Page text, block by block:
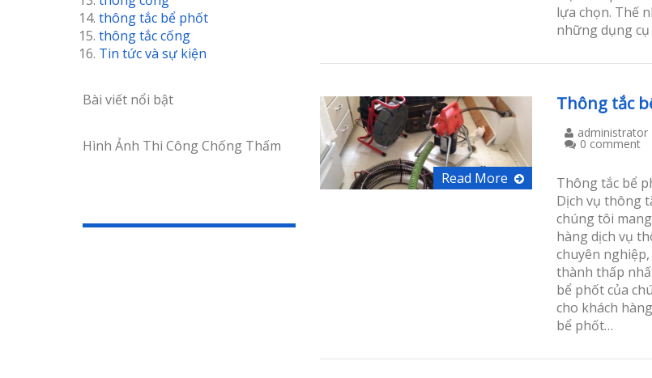
lựa chọn. Thế
những dụng
Read More
Thông tắc
administrator
0 comment
Thông tắc bể
Dịch vụ thông
chúng tôi
hàng dịch vụ
chuyên
thành thấp
bể phốt của
cho khách
bể phốt…
thông tắc bể phốt
thông tắc cống
Tin tức và sự kiện
Bài viết nổi bật
Hình Ảnh Thi Công Chống Thấm